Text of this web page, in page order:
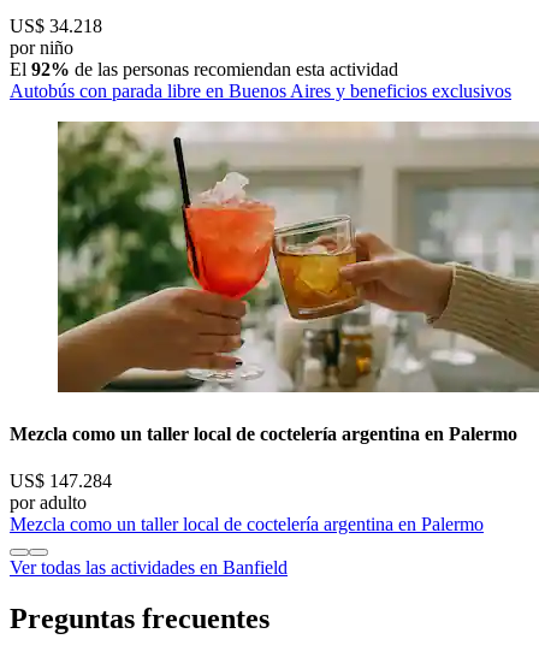
US$ 34.218
por niño
El 92% de las personas recomiendan esta actividad
Autobús con parada libre en Buenos Aires y beneficios exclusivos
Mezcla como un taller local de coctelería argentina en Palermo
US$ 147.284
por adulto
Mezcla como un taller local de coctelería argentina en Palermo
Ver todas las actividades en Banfield
Preguntas frecuentes